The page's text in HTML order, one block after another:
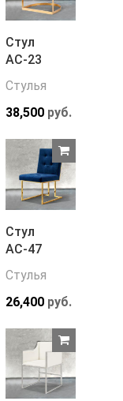
Стул
АС-23
Стулья
38,500руб.
Стул
АС-47
Стулья
26,400руб.